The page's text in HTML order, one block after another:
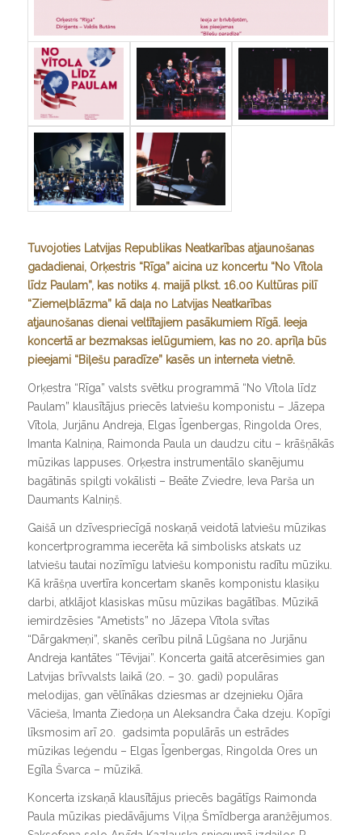
Tuvojoties Latvijas Republikas Neatkarības atjaunošanas
gadadienai, Orķestris “Rīga” aicina uz koncertu “No Vītola
līdz Paulam”, kas notiks 4. maijā plkst. 16.00 Kultūras pilī
“Ziemeļblāzma” kā daļa no Latvijas Neatkarības
atjaunošanas dienai veltītajiem pasākumiem Rīgā. Ieeja
koncertā ar bezmaksas ielūgumiem, kas no 20. aprīļa būs
pieejami “Biļešu paradīze” kasēs un interneta vietnē.
Orķestra “Rīga” valsts svētku programmā “No Vītola līdz
Paulam” klausītājus priecēs latviešu komponistu – Jāzepa
Vītola, Jurjānu Andreja, Elgas Īgenbergas, Ringolda Ores,
Imanta Kalniņa, Raimonda Paula un daudzu citu – krāšņākās
mūzikas lappuses. Orķestra instrumentālo skanējumu
bagātinās spilgti vokālisti – Beāte Zviedre, Ieva Parša un
Daumants Kalniņš.
Gaišā un dzīvespriecīgā noskaņā veidotā latviešu mūzikas
koncertprogramma iecerēta kā simbolisks atskats uz
latviešu tautai nozīmīgu latviešu komponistu radītu mūziku.
Kā krāšņa uvertīra koncertam skanēs komponistu klasiķu
darbi, atklājot klasiskas mūsu mūzikas bagātības. Mūzikā
iemirdzēsies “Ametists” no Jāzepa Vītola svītas
“Dārgakmeņi”, skanēs cerību pilnā Lūgšana no Jurjānu
Andreja kantātes “Tēvijai”. Koncerta gaitā atcerēsimies gan
Latvijas brīvvalsts laikā (20. – 30. gadi) populāras
melodijas, gan vēlīnākas dziesmas ar dzejnieku Ojāra
Vācieša, Imanta Ziedoņa un Aleksandra Čaka dzeju. Kopīgi
līksmosim arī 20. gadsimta populārās un estrādes
mūzikas leģendu – Elgas Īgenbergas, Ringolda Ores un
Egīla Švarca – mūzikā.
Koncerta izskaņā klausītājus priecēs bagātīgs Raimonda
Paula mūzikas piedāvājums Viļņa Šmīdberga aranžējumos.